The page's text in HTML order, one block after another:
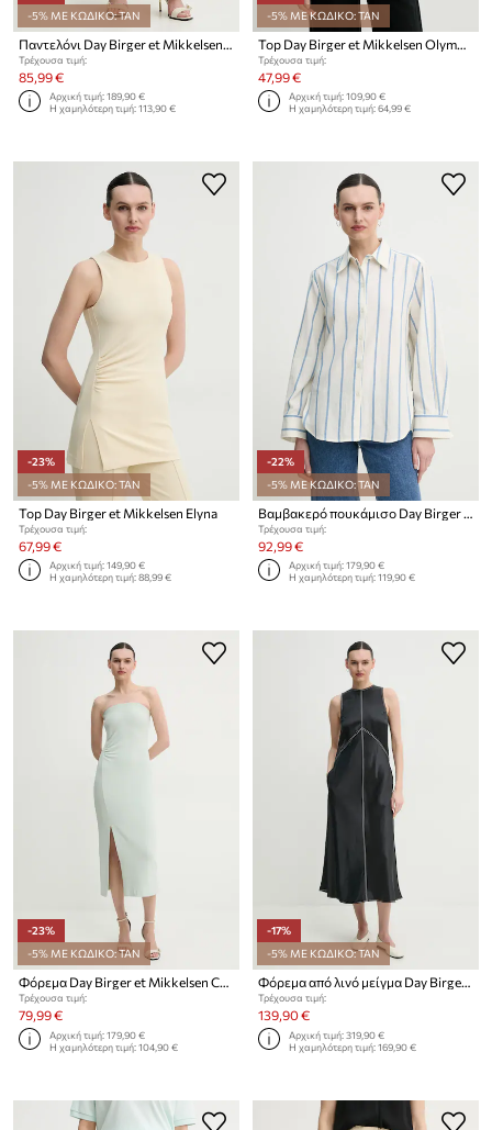
-5% ΜΕ ΚΩΔΙΚΟ: TAN
Τρέχουσα τιμή:
85,99 €
Αρχική τιμή:189,90 €
Η χαμηλότερη τιμή:113,90 €
-5% ΜΕ ΚΩΔΙΚΟ: TAN
Τρέχουσα τιμή:
47,99 €
Αρχική τιμή:109,90 €
Η χαμηλότερη τιμή:64,99 €
-23%
-5% ΜΕ ΚΩΔΙΚΟ: TAN
Top Day Birger et Mikkelsen Elyna
Τρέχουσα τιμή:
67,99 €
Αρχική τιμή:149,90 €
Η χαμηλότερη τιμή:88,99 €
-22%
-5% ΜΕ ΚΩΔΙΚΟ: TAN
Βαμβακερό πουκάμισο Day Birger et Mikkelsen Romy
Τρέχουσα τιμή:
92,99 €
Αρχική τιμή:179,90 €
Η χαμηλότερη τιμή:119,90 €
-23%
-5% ΜΕ ΚΩΔΙΚΟ: TAN
Φόρεμα Day Birger et Mikkelsen Coralie
Τρέχουσα τιμή:
79,99 €
Αρχική τιμή:179,90 €
Η χαμηλότερη τιμή:104,90 €
-17%
-5% ΜΕ ΚΩΔΙΚΟ: TAN
Φόρεμα από λινό μείγμα Day Birger et Mikkelsen Aurora
Τρέχουσα τιμή:
139,90 €
Αρχική τιμή:319,90 €
Η χαμηλότερη τιμή:169,90 €